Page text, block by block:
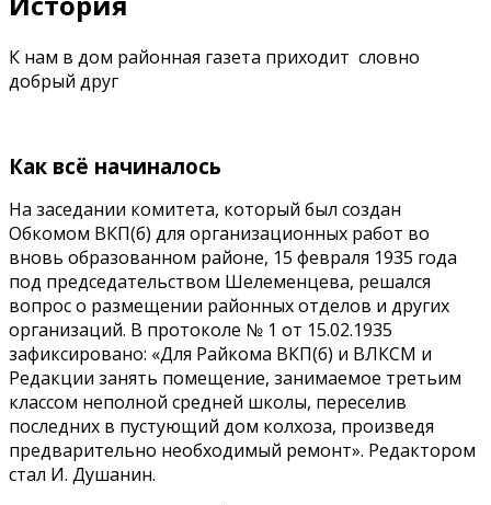
К нам в дом районная газета приходит словно
добрый друг
Как всё начиналось
На заседании комитета, который был создан
Обкомом ВКП(б) для организационных работ во
вновь образованном районе, 15 февраля 1935 года
под председательством Шелеменцева, решался
вопрос о размещении районных отделов и других
организаций. В протоколе № 1 от 15.02.1935
зафиксировано: «Для Райкома ВКП(б) и ВЛКСМ и
Редакции занять помещение, занимаемое третьим
классом неполной средней школы, переселив
последних в пустующий дом колхоза, произведя
предварительно необходимый ремонт». Редактором
стал И. Душанин.